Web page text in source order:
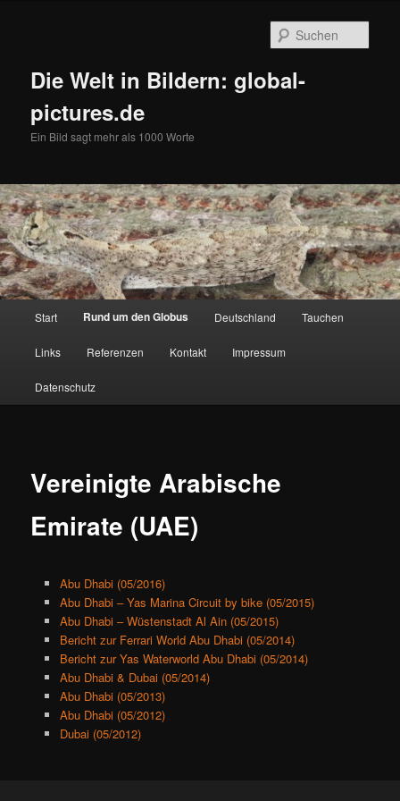
Die Welt in Bildern: global-
pictures.de
Ein Bild sagt mehr als 1000 Worte
Start Rund um den Globus Deutschland Tauchen
Links Referenzen Kontakt Impressum
Datenschutz
Vereinigte Arabische
Emirate (UAE)
Abu Dhabi (05/2016)
Abu Dhabi – Yas Marina Circuit by bike (05/2015)
Abu Dhabi – Wüstenstadt Al Ain (05/2015)
Bericht zur Ferrari World Abu Dhabi (05/2014)
Bericht zur Yas Waterworld Abu Dhabi (05/2014)
Abu Dhabi & Dubai (05/2014)
Abu Dhabi (05/2013)
Abu Dhabi (05/2012)
Dubai (05/2012)